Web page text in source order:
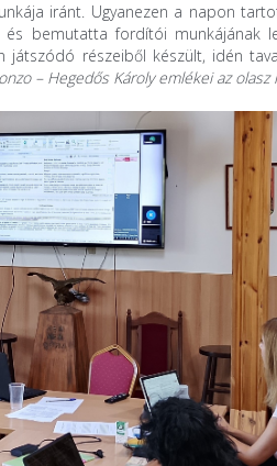
iránt. Ugyanezen a napon
bemutatta fordítói munkájának
részeiből készült, idén
– Hegedős Károly emlékei az